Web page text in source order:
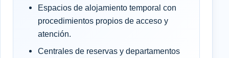
Espacios de alojamiento temporal con
procedimientos propios de acceso y
atención.
Centrales de reservas y departamentos